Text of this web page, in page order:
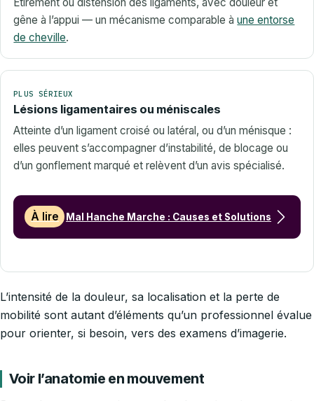
gêne à l’appui — un mécanisme comparable àune entorse
de cheville.
PLUS SÉRIEUX
Lésions ligamentaires ou méniscales
Atteinte d’un ligament croisé ou latéral, ou d’un ménisque :
elles peuvent s’accompagner d’instabilité, de blocage ou
d’un gonflement marqué et relèvent d’un avis spécialisé.
À lire Mal Hanche Marche : Causes et Solutions
L’intensité de la douleur, sa localisation et la perte de
mobilité sont autant d’éléments qu’un professionnel évalue
pour orienter, si besoin, vers des examens d’imagerie.
Voir l’anatomie en mouvement